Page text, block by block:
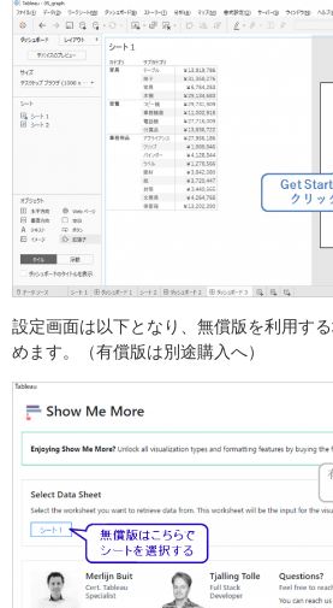
設定画面は以下となり、無償版を利用す
めます。（有償版は別途購入へ）